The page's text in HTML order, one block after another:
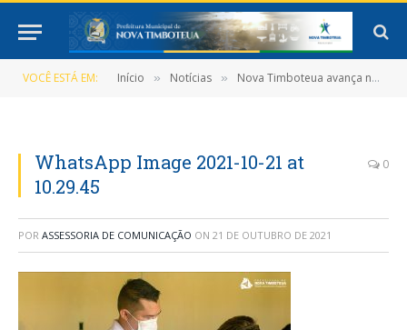
VOCÊ ESTÁ EM: Início » Notícias » Nova Timboteua avança na vacinação e realiza aplicação da 3ª Dose em idosos e 2ª dose em adolescentes
WhatsApp Image 2021-10-21 at
10.29.45
0
POR ASSESSORIA DE COMUNICAÇÃO ON 21 DE OUTUBRO DE 2021